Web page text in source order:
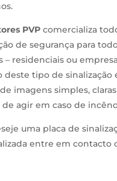
PVP comercializa
de segurança para
– residenciais ou
deste tipo de sinalização
imagens simples,
de agir em caso de
uma placa de
entre em contacto